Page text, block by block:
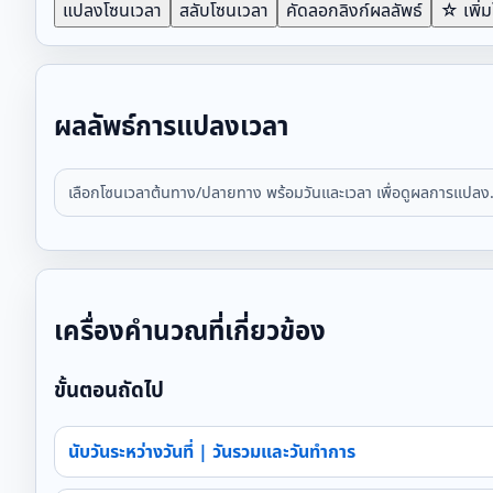
แปลงโซนเวลา
สลับโซนเวลา คัดลอกลิงก์ผลลัพธ์ ☆ เพิ่ม
ผลลัพธ์การแปลงเวลา
เลือกโซนเวลาต้นทาง/ปลายทาง พร้อมวันและเวลา เพื่อดูผลการแปลง.
เครื่องคำนวณที่เกี่ยวข้อง
ขั้นตอนถัดไป
นับวันระหว่างวันที่ | วันรวมและวันทำการ